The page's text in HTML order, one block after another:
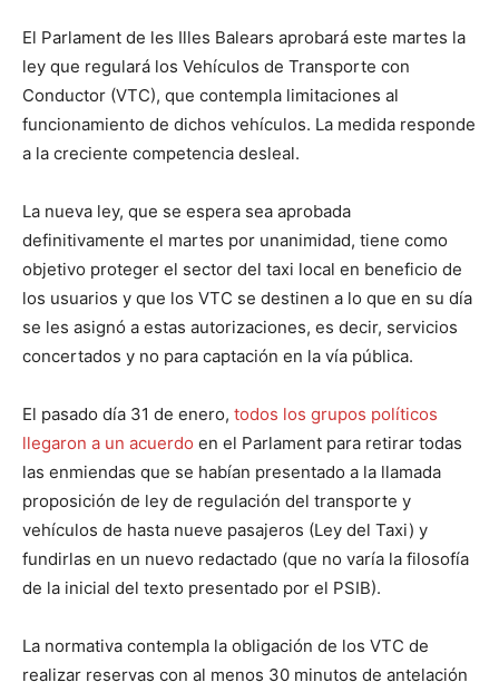
El Parlament de les Illes Balears aprobará este martes la
ley que regulará los Vehículos de Transporte con
Conductor (VTC), que contempla limitaciones al
funcionamiento de dichos vehículos. La medida responde
a la creciente competencia desleal.
La nueva ley, que se espera sea aprobada
definitivamente el martes por unanimidad, tiene como
objetivo proteger el sector del taxi local en beneficio de
los usuarios y que los VTC se destinen a lo que en su día
se les asignó a estas autorizaciones, es decir, servicios
concertados y no para captación en la vía pública.
El pasado día 31 de enero, todos los grupos políticos
llegaron a un acuerdo en el Parlament para retirar todas
las enmiendas que se habían presentado a la llamada
proposición de ley de regulación del transporte y
vehículos de hasta nueve pasajeros (Ley del Taxi) y
fundirlas en un nuevo redactado (que no varía la filosofía
de la inicial del texto presentado por el PSIB).
La normativa contempla la obligación de los VTC de
realizar reservas con al menos 30 minutos de antelación